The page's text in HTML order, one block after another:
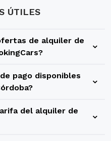
ÚTILES
de alquiler de
nuestro buscador para
y precios para tu
categorías y con
para que puedas elegir
pago disponibles
métodos de pago
sea simple y
del alquiler de